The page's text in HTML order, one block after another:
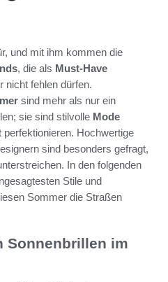
und mit ihm kommen die
, die als Must-Have
nicht fehlen dürfen.
sind mehr als nur ein
sie sind stilvolle Mode
perfektionieren. Hochwertige
sind besonders gefragt,
In den folgenden
Stile und
Sommer die Straßen
Sonnenbrillen im